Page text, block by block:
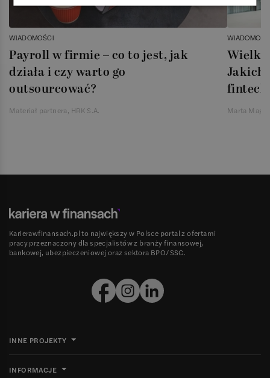
WIADOMOŚCI
Payroll w firmie – co to jest, jak
działa i czy warto go
outsourcować?
Materiał partnera, HRK S.A.
Jakich
Marta
Karierawfinansach.pl to największy w Polsce portal z ofertami
pracy przeznaczony dla specjalistów z branży finansowej,
bankowej, ubezpieczeniowej oraz sektora BPO/SSC.
INNE PROJEKTY
INFORMACJE